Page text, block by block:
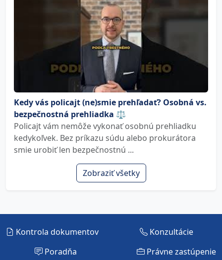
Kedy vás policajt (ne)smie prehľadať? Osobná vs.
bezpečnostná prehliadka ⚖️
Policajt vám nemôže vykonať osobnú prehliadku
kedykoľvek. Bez príkazu súdu alebo prokurátora
smie urobiť len bezpečnostnú ...
Zobraziť všetky
Kontrola dokumentov
Konzultácie
Poradňa
Právne zastúpenie